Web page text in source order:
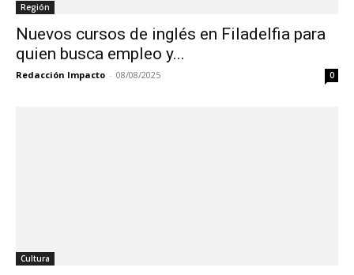
Región
Nuevos cursos de inglés en Filadelfia para
quien busca empleo y...
Redacción Impacto - 08/08/2025 0
Cultura